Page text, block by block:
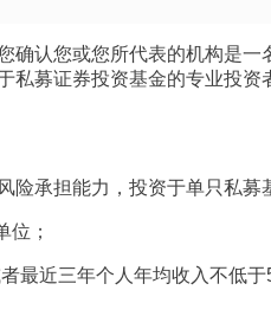
确认您或您所代表的机构是一
私募证券投资基金的专业投
险承担能力，投资于单只私
位；
最近三年个人年均收入不低